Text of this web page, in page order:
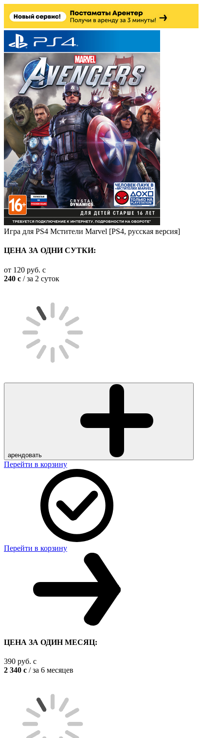
Игра для PS4 Мстители Marvel [PS4, русская версия]
ЦЕНА ЗА ОДНИ СУТКИ:
от 120 руб. c
240 c / за 2 суток
арендовать
Перейти в корзину
Перейти в корзину
ЦЕНА ЗА ОДИН МЕСЯЦ:
390 руб. c
2 340 c / за 6 месяцев